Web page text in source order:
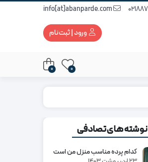
ورود | ثبت‌نام
0
0
نوشته های تصادفی
کدام پرده مناسب منزل من است